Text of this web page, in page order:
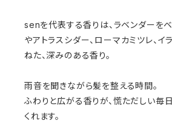
senを代表する香りは、ラベンダーを
やアトラスシダー、ローマカミツレ、イ
ねた、深みのある香り。
雨音を聞きながら髪を整える時間。
ふわりと広がる香りが、慌ただしい毎
くれます。